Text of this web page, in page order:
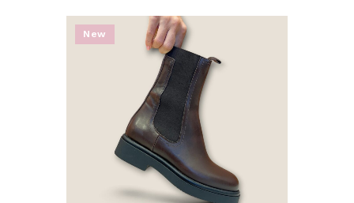
New